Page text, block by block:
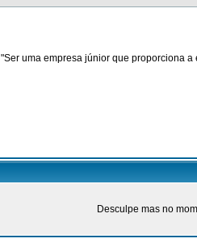
"Ser uma empresa júnior que proporciona
Desculpe mas no